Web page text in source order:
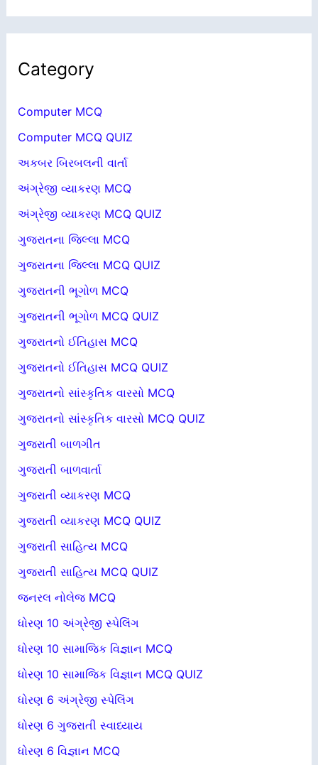
Category
Computer MCQ
Computer MCQ QUIZ
અકબર બિરબલની વાર્તા
અંગ્રેજી વ્યાકરણ MCQ
અંગ્રેજી વ્યાકરણ MCQ QUIZ
ગુજરાતના જિલ્લા MCQ
ગુજરાતના જિલ્લા MCQ QUIZ
ગુજરાતની ભૂગોળ MCQ
ગુજરાતની ભૂગોળ MCQ QUIZ
ગુજરાતનો ઈતિહાસ MCQ
ગુજરાતનો ઈતિહાસ MCQ QUIZ
ગુજરાતનો સાંસ્કૃતિક વારસો MCQ
ગુજરાતનો સાંસ્કૃતિક વારસો MCQ QUIZ
ગુજરાતી બાળગીત
ગુજરાતી બાળવાર્તા
ગુજરાતી વ્યાકરણ MCQ
ગુજરાતી વ્યાકરણ MCQ QUIZ
ગુજરાતી સાહિત્ય MCQ
ગુજરાતી સાહિત્ય MCQ QUIZ
જનરલ નોલેજ MCQ
ધોરણ 10 અંગ્રેજી સ્પેલિંગ
ધોરણ 10 સામાજિક વિજ્ઞાન MCQ
ધોરણ 10 સામાજિક વિજ્ઞાન MCQ QUIZ
ધોરણ 6 અંગ્રેજી સ્પેલિંગ
ધોરણ 6 ગુજરાતી સ્વાધ્યાય
ધોરણ 6 વિજ્ઞાન MCQ